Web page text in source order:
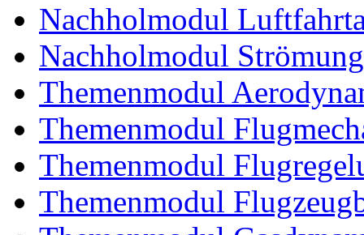
Nachholmodul
Nachholmodul
Themenmodul
Themenmodul
Themenmodul
Themenmodul